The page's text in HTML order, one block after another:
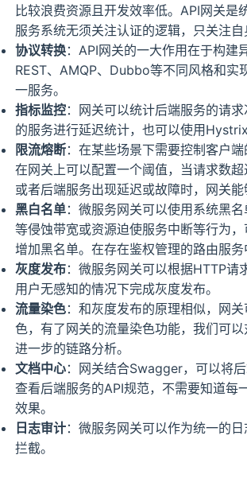
比较浪费资源且开发效率低。API网关
服务系统无须关注认证的逻辑，只关注自
协议转换：API网关的一大作用在于构建
REST、AMQP、Dubbo等不同风格和
一服务。
指标监控：网关可以统计后端服务的请
的服务进行延迟统计，也可以使用
限流熔断：在某些场景下需要控制客户
在网关上可以配置一个阈值，当请求数
或者后端服务出现延迟或故障时，网关
黑白名单：微服务网关可以使用系统黑
等侵蚀带宽或资源迫使服务中断等行为
增加黑名单。在存在鉴权管理的路由服
灰度发布：微服务网关可以根据HTTP请
用户无感知的情况下完成灰度发布。
流量染色：和灰度发布的原理相似，网
色，有了网关的流量染色功能，我们可
进一步的链路分析。
文档中心：网关结合Swagger，可以将
查看后端服务的API规范，不需要知道
效果。
日志审计：微服务网关可以作为统一的
拦截。